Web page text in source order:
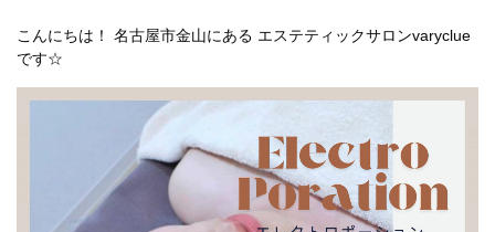
こんにちは！ 名古屋市金山にある エステティックサロンvaryclue
です☆
動